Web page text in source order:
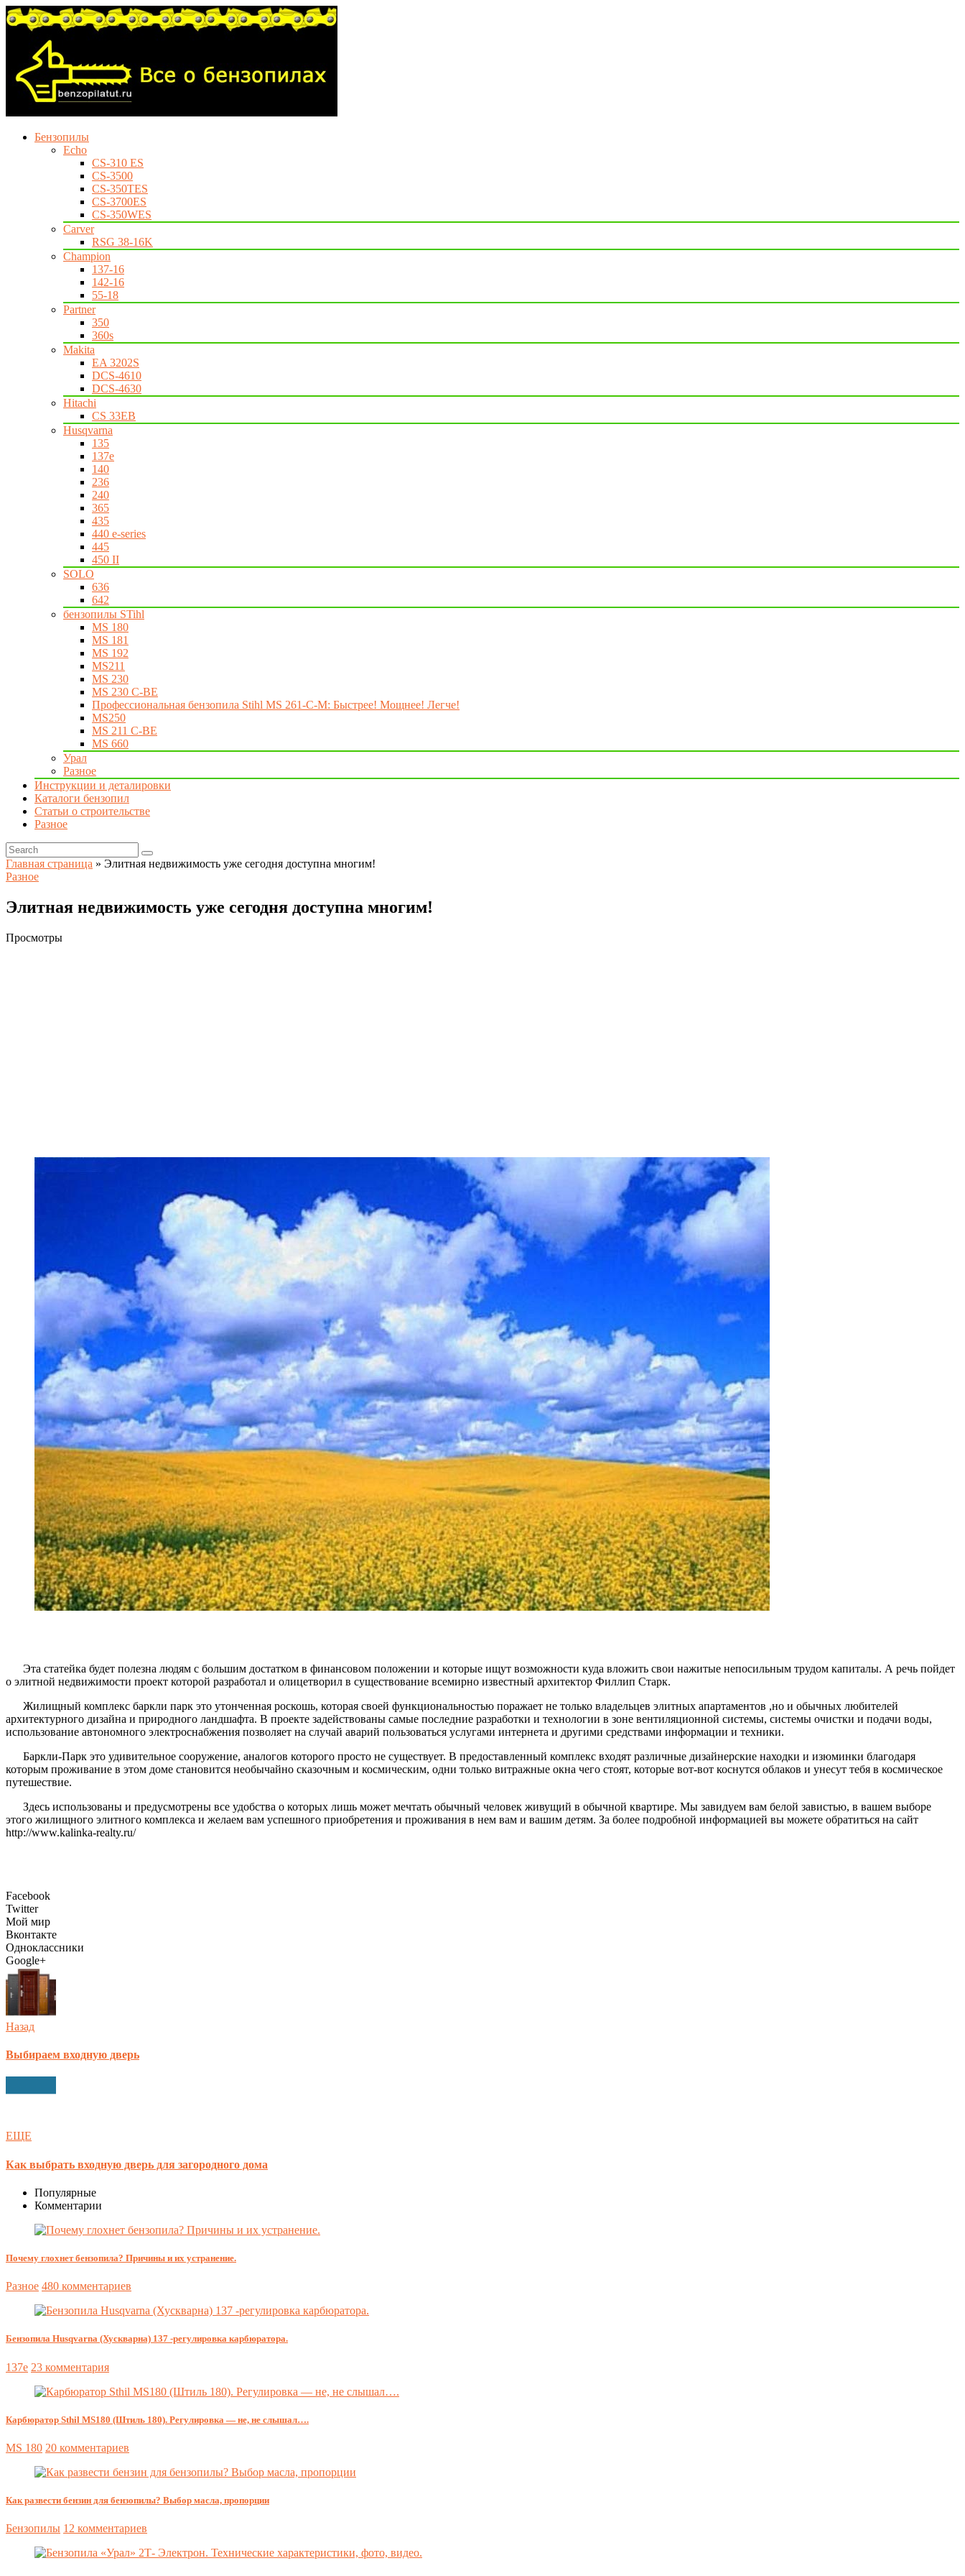
Бензопилы
Echo
CS-310 ES
CS-3500
CS-350TES
CS-3700ES
CS-350WES
Carver
RSG 38-16K
Champion
137-16
142-16
55-18
Partner
350
360s
Makita
EA 3202S
DCS-4610
DCS-4630
Hitachi
CS 33EB
Husqvarna
135
137e
140
236
240
365
435
440 e-series
445
450 II
SOLO
636
642
бензопилы STihl
MS 180
MS 181
MS 192
MS211
MS 230
MS 230 C-BE
Профессиональная бензопила Stihl MS 261-C-M: Быстрее! Мощнее! Легче!
MS250
MS 211 C-BE
MS 660
Урал
Разное
Инструкции и деталировки
Каталоги бензопил
Статьи о строительстве
Разное
Главная страница » Элитная недвижимость уже сегодня доступна многим!
Разное
Элитная недвижимость уже сегодня доступна многим!
Просмотры
Эта статейка будет полезна людям с большим достатком в финансовом положении и которые ищут возможности куда вложить свои нажитые непосильным трудом капиталы. А речь пойдет
о элитной недвижимости проект которой разработал и олицетворил в существование всемирно известный архитектор Филлип Старк.
Жилищный комплекс баркли парк это утонченная роскошь, которая своей функциональностью поражает не только владельцев элитных апартаментов ,но и обычных любителей
архитектурного дизайна и природного ландшафта. В проекте задействованы самые последние разработки и технологии в зоне вентиляционной системы, системы очистки и подачи воды,
использование автономного электроснабжения позволяет на случай аварий пользоваться услугами интернета и другими средствами информации и техники.
Баркли-Парк это удивительное сооружение, аналогов которого просто не существует. В предоставленный комплекс входят различные дизайнерские находки и изюминки благодаря
которым проживание в этом доме становится необычайно сказочным и космическим, одни только витражные окна чего стоят, которые вот-вот коснутся облаков и унесут тебя в космическое
путешествие.
Здесь использованы и предусмотрены все удобства о которых лишь может мечтать обычный человек живущий в обычной квартире. Мы завидуем вам белой завистью, в вашем выборе
этого жилищного элитного комплекса и желаем вам успешного приобретения и проживания в нем вам и вашим детям. За более подробной информацией вы можете обратиться на сайт
http://www.kalinka-realty.ru/
Facebook
Twitter
Мой мир
Вконтакте
Одноклассники
Google+
Назад
Выбираем входную дверь
ЕЩЕ
Как выбрать входную дверь для загородного дома
Популярные
Комментарии
Почему глохнет бензопила? Причины и их устранение.
Разное 480 комментариев
Бензопила Husqvarna (Хускварна) 137 -регулировка карбюратора.
137e 23 комментария
Карбюратор Sthil MS180 (Штиль 180). Регулировка — не, не слышал….
MS 180 20 комментариев
Как развести бензин для бензопилы? Выбор масла, пропорции
Бензопилы 12 комментариев